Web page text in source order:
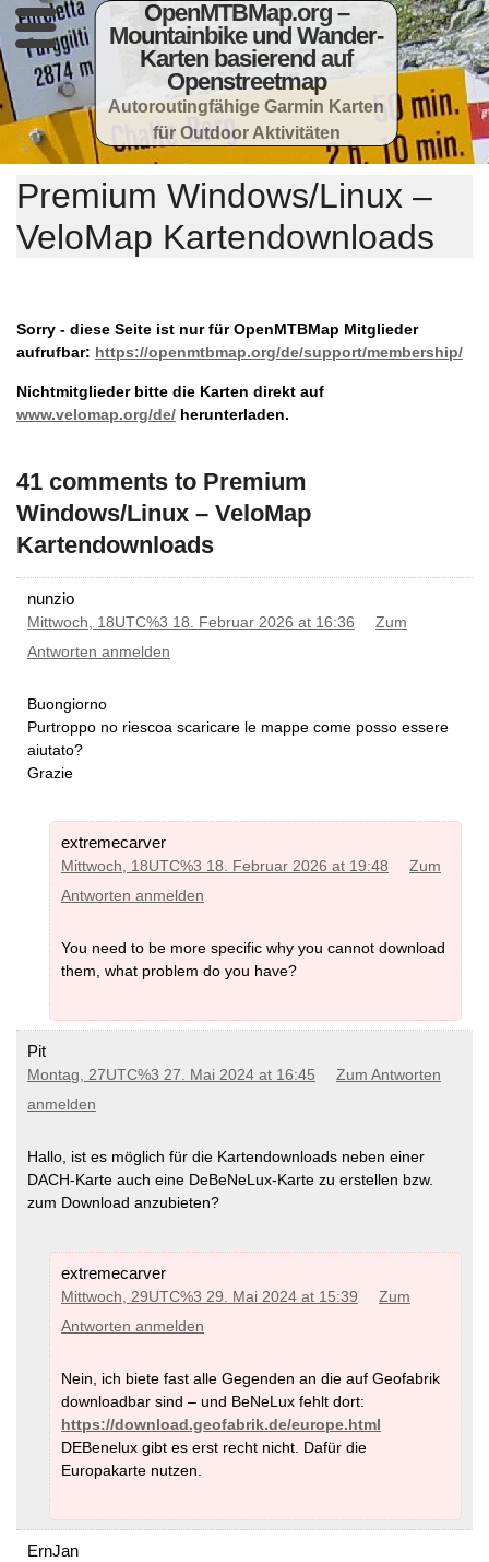
OpenMTBMap.org –
Mountainbike und Wander-
Karten basierend auf
Openstreetmap
Autoroutingfähige Garmin Karten
für Outdoor Aktivitäten
Premium Windows/Linux –
VeloMap Kartendownloads
Sorry - diese Seite ist nur für OpenMTBMap Mitglieder
aufrufbar: https://openmtbmap.org/de/support/membership/
Nichtmitglieder bitte die Karten direkt auf
www.velomap.org/de/ herunterladen.
41 comments to Premium
Windows/Linux – VeloMap
Kartendownloads
nunzio
Mittwoch, 18UTC%3 18. Februar 2026 at 16:36
Zum
Antworten anmelden
Buongiorno
Purtroppo no riescoa scaricare le mappe come posso essere
aiutato?
Grazie
extremecarver
Mittwoch, 18UTC%3 18. Februar 2026 at 19:48
Zum
Antworten anmelden
You need to be more specific why you cannot download
them, what problem do you have?
Pit
Montag, 27UTC%3 27. Mai 2024 at 16:45
Zum Antworten
anmelden
Hallo, ist es möglich für die Kartendownloads neben einer
DACH-Karte auch eine DeBeNeLux-Karte zu erstellen bzw.
zum Download anzubieten?
extremecarver
Mittwoch, 29UTC%3 29. Mai 2024 at 15:39
Zum
Antworten anmelden
Nein, ich biete fast alle Gegenden an die auf Geofabrik
downloadbar sind – und BeNeLux fehlt dort:
https://download.geofabrik.de/europe.html
DEBenelux gibt es erst recht nicht. Dafür die
Europakarte nutzen.
ErnJan